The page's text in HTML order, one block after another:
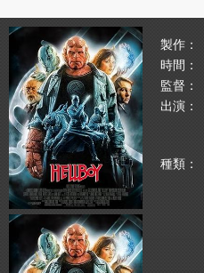
製作
時間
監督
出演
種類